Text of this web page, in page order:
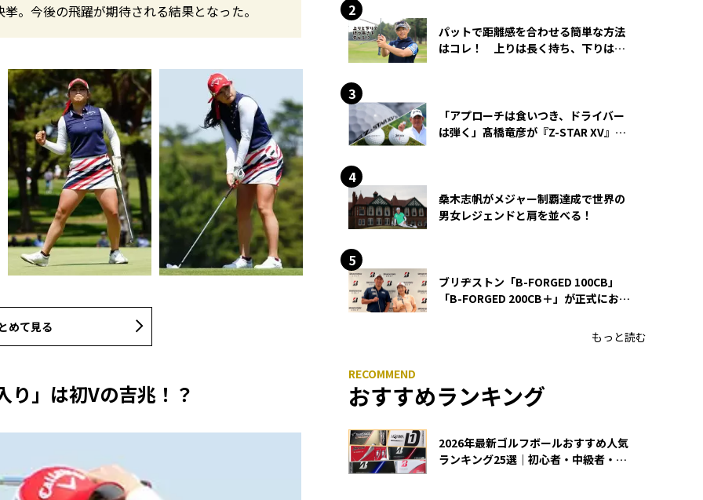
。今後の飛躍が期待される結果となった。
めて見る
り」は初Vの吉兆！？
パットで距離感を合わせる簡単な方法
はコレ！ 上りは長く持ち、下りは短
「アプローチは食いつき、ドライバー
は弾く」髙橋竜彦が『Z-STAR XV』を
桑木志帆がメジャー制覇達成で世界の
男女レジェンドと肩を並べる！
ブリヂストン「B-FORGED 100CB」
「B-FORGED 200CB＋」が正式にお披
もっと読む
おすすめランキング
2026年最新ゴルフボールおすすめ人気
ランキング25選｜初心者・中級者・上